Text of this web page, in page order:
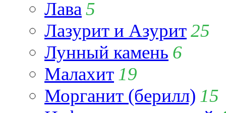
Лава 5
Лазурит и Азурит25
Лунный камень 6
Малахит 19
Морганит (берилл) 15